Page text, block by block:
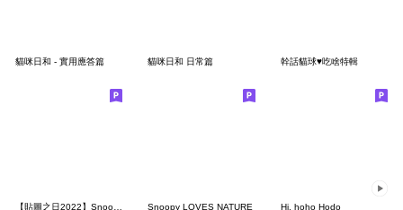
貓咪日和 - 實用應答篇 貓咪日和 日常篇 幹話貓球♥吃啥特輯
Snoopy LOVES NATURE Hi, hoho Hodo